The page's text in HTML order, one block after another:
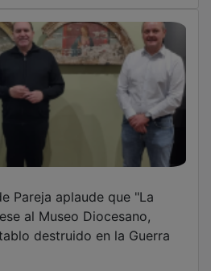
al Museo Diocesano,
destruido en la Guerra